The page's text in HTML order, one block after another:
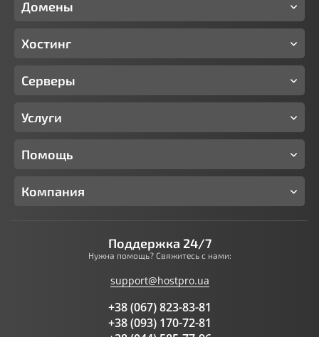
Домены
Хостинг
Серверы
Услуги
Помощь
Компания
Поддержка 24/7
Нужна помощь? Свяжитесь с нами:
support@hostpro.ua
+38 (067) 823-83-81
+38 (093) 170-72-81